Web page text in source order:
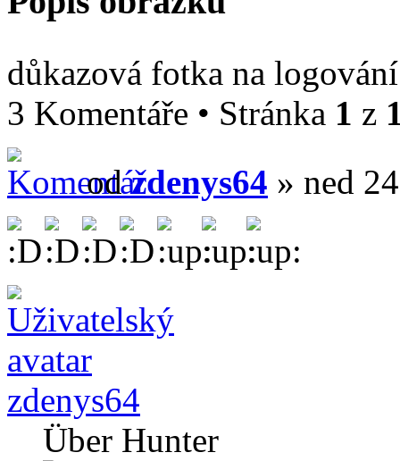
důkazová fotka na
3 Komentáře • Stránka 1 z
odzdenys64 » ned
zdenys64
Über Hunter